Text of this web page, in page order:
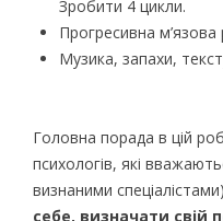
Зробити 4 цикли.
Прогресивна м’язова
Музика, запахи,
Головна порада в цій
психологів, які
визнаними
себе, визначати свій